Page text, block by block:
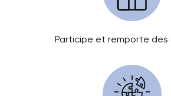
Participe et remporte des